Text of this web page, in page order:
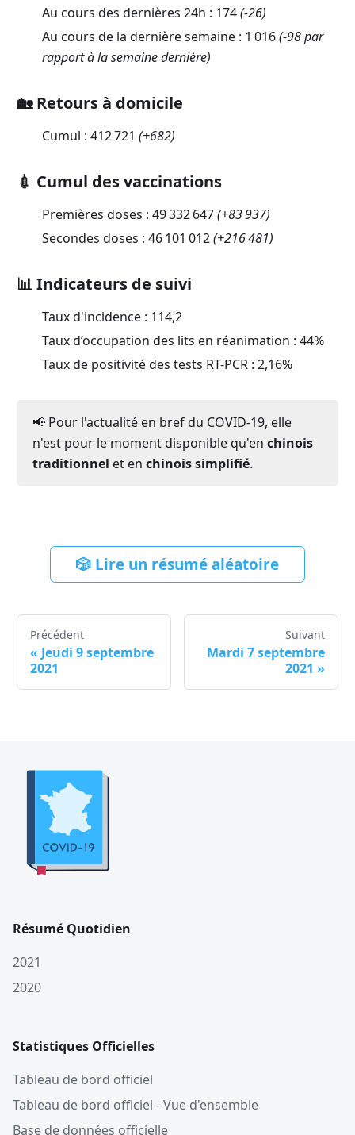
Au cours des dernières 24h : 174(-26)
Au cours de la dernière semaine : 1 016(-98 par
rapport à la semaine dernière)
🏡 Retours à domicile
Cumul : 412 721 (+682)
💉 Cumul des vaccinations
Premières doses : 49 332 647(+83 937)
Secondes doses : 46 101 012(+216 481)
📊 Indicateurs de suivi
Taux d'incidence : 114,2
Taux d’occupation des lits en réanimation : 44%
Taux de positivité des tests RT-PCR : 2,16%
📢 Pour l'actualité en bref du COVID-19, elle
n'est pour le moment disponible qu'en chinois
traditionnel et en chinois simplifié.
🎲 Lire un résumé aléatoire
Précédent
« Jeudi 9 septembre
2021
Suivant
Mardi 7 septembre
2021 »
Résumé Quotidien
2021
2020
Statistiques Officielles
Tableau de bord officiel
Tableau de bord officiel - Vue d'ensemble
Base de données officielle